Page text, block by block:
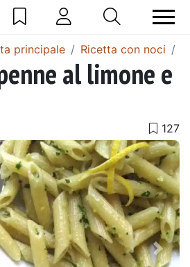
principale Ricetta con noci
al limone e